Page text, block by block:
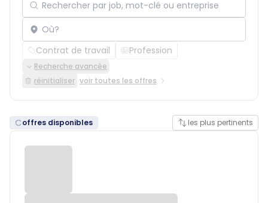
Localisation
Contrat de travail Profession
Recherche avancée
réinitialiser voir toutes les offres
offres disponibles les plus pertinents